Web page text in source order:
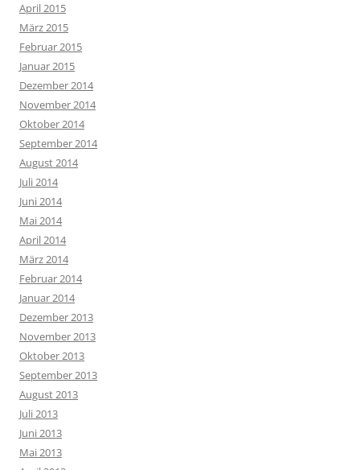
April 2015
März 2015
Februar 2015
Januar 2015
Dezember 2014
November 2014
Oktober 2014
September 2014
August 2014
Juli 2014
Juni 2014
Mai 2014
April 2014
März 2014
Februar 2014
Januar 2014
Dezember 2013
November 2013
Oktober 2013
September 2013
August 2013
Juli 2013
Juni 2013
Mai 2013